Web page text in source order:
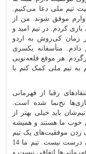
تیم ملی دعا می‌کنیم.
موفق شوند. من از
ملی بازی کردم. در تیم امید و
زمان کی‌روش به اردو
متأسفانه یکسری
هر موقع قلعه‌نویی
به تیم ملی کمک کنم با
رقبا از قهرمانی
نخ‌نما شده است.
باید خیلی بهتر از
خوب ما هستند و همیشه
زدن موفقیت‌های یک تیم
را در هشت سال گذشته زیر سؤال ببرند، درست نیست. تیم ما 14
اتفاقی نیست و